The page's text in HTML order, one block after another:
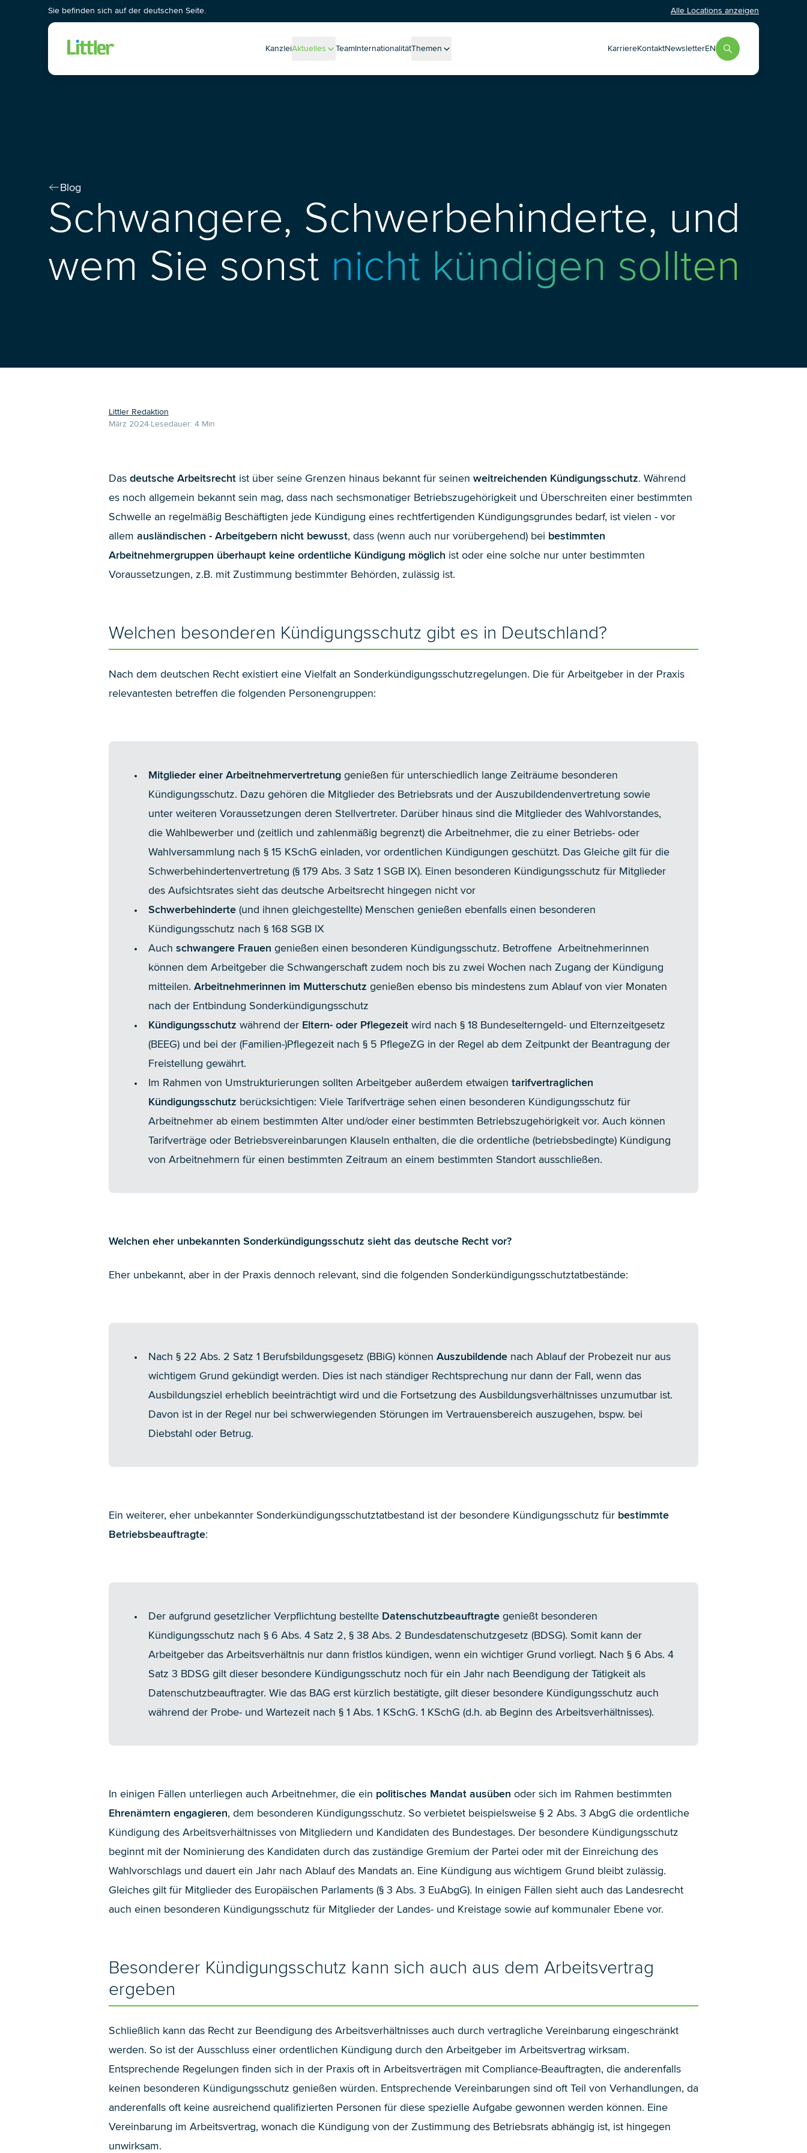
Sie befinden sich auf der deutschen Seite. Alle Locations anzeigen
KanzleiAktuelles TeamInternationalitätThemen
Legal-Tech-Einsatz bei Trennungsprozessen
Health Care
KarriereKontaktNewsletterEN
Blog
Schwangere, Schwerbehinderte, und
wem Sie sonst nicht kündigen sollten
Littler Redaktion
März 2024Lesedauer: 4Min
Das deutsche Arbeitsrechtist über seine Grenzen hinaus bekannt für seinen weitreichenden Kündigungsschutz. Während
es noch allgemein bekannt sein mag, dass nach sechsmonatiger Betriebszugehörigkeit und Überschreiten einer bestimmten
Schwelle an regelmäßig Beschäftigten jede Kündigung eines rechtfertigenden Kündigungsgrundes bedarf, ist vielen - vor
allem ausländischen - Arbeitgebern nicht bewusst, dass (wenn auch nur vorübergehend) bei bestimmten
Arbeitnehmergruppen überhaupt keine ordentliche Kündigung möglich ist oder eine solche nur unter bestimmten
Voraussetzungen, z.B. mit Zustimmung bestimmter Behörden, zulässig ist.
Welchen besonderen Kündigungsschutz gibt es in Deutschland?
Nach dem deutschen Recht existiert eine Vielfalt an Sonderkündigungsschutzregelungen. Die für Arbeitgeber in der Praxis
relevantesten betreffen die folgenden Personengruppen:
Mitglieder einer Arbeitnehmervertretunggenießen für unterschiedlich lange Zeiträume besonderen
Kündigungsschutz. Dazu gehören die Mitglieder des Betriebsrats und der Auszubildendenvertretung sowie
unter weiteren Voraussetzungen deren Stellvertreter. Darüber hinaus sind die Mitglieder des Wahlvorstandes,
die Wahlbewerber und (zeitlich und zahlenmäßig begrenzt) die Arbeitnehmer, die zu einer Betriebs- oder
Wahlversammlung nach § 15 KSchG einladen, vor ordentlichen Kündigungen geschützt. Das Gleiche gilt für die
Schwerbehindertenvertretung (§ 179 Abs. 3 Satz 1 SGB IX). Einen besonderen Kündigungsschutz für Mitglieder
des Aufsichtsrates sieht das deutsche Arbeitsrecht hingegen nicht vor
Schwerbehinderte(und ihnen gleichgestellte) Menschen genießen ebenfalls einen besonderen
Kündigungsschutz nach § 168 SGB IX
Auch schwangere Frauen genießen einen besonderen Kündigungsschutz. Betroffene Arbeitnehmerinnen
können dem Arbeitgeber die Schwangerschaft zudem noch bis zu zwei Wochen nach Zugang der Kündigung
mitteilen. Arbeitnehmerinnen im Mutterschutz genießen ebenso bis mindestens zum Ablauf von vier Monaten
nach der Entbindung Sonderkündigungsschutz
Kündigungsschutz während der Eltern- oder Pflegezeitwird nach § 18 Bundeselterngeld- und Elternzeitgesetz
(BEEG) und bei der (Familien-)Pflegezeit nach § 5 PflegeZG in der Regel ab dem Zeitpunkt der Beantragung der
Freistellung gewährt.
Im Rahmen von Umstrukturierungen sollten Arbeitgeber außerdem etwaigen tarifvertraglichen
Kündigungsschutz berücksichtigen: Viele Tarifverträge sehen einen besonderen Kündigungsschutz für
Arbeitnehmer ab einem bestimmten Alter und/oder einer bestimmten Betriebszugehörigkeit vor. Auch können
Tarifverträge oder Betriebsvereinbarungen Klauseln enthalten, die die ordentliche (betriebsbedingte) Kündigung
von Arbeitnehmern für einen bestimmten Zeitraum an einem bestimmten Standort ausschließen.
Welchen eher unbekannten Sonderkündigungsschutz sieht das deutsche Recht vor?
Eher unbekannt, aber in der Praxis dennoch relevant, sind die folgenden Sonderkündigungsschutztatbestände:
Nach § 22 Abs. 2 Satz 1 Berufsbildungsgesetz (BBiG) können Auszubildendenach Ablauf der Probezeit nur aus
wichtigem Grund gekündigt werden. Dies ist nach ständiger Rechtsprechung nur dann der Fall, wenn das
Ausbildungsziel erheblich beeinträchtigt wird und die Fortsetzung des Ausbildungsverhältnisses unzumutbar ist.
Davon ist in der Regel nur bei schwerwiegenden Störungen im Vertrauensbereich auszugehen, bspw. bei
Diebstahl oder Betrug.
Ein weiterer, eher unbekannter Sonderkündigungsschutztatbestand ist der besondere Kündigungsschutz für bestimmte
Betriebsbeauftragte:
Der aufgrund gesetzlicher Verpflichtung bestellte Datenschutzbeauftragtegenießt besonderen
Kündigungsschutz nach § 6 Abs. 4 Satz 2, § 38 Abs. 2 Bundesdatenschutzgesetz (BDSG). Somit kann der
Arbeitgeber das Arbeitsverhältnis nur dann fristlos kündigen, wenn ein wichtiger Grund vorliegt. Nach § 6 Abs. 4
Satz 3 BDSG gilt dieser besondere Kündigungsschutz noch für ein Jahr nach Beendigung der Tätigkeit als
Datenschutzbeauftragter. Wie das BAG erst kürzlich bestätigte, gilt dieser besondere Kündigungsschutz auch
während der Probe- und Wartezeit nach § 1 Abs. 1 KSchG. 1 KSchG (d.h. ab Beginn des Arbeitsverhältnisses).
In einigen Fällen unterliegen auch Arbeitnehmer, die ein politisches Mandat ausüben oder sich im Rahmen bestimmten
Ehrenämtern engagieren, dem besonderen Kündigungsschutz. So verbietet beispielsweise § 2 Abs. 3 AbgG die ordentliche
Kündigung des Arbeitsverhältnisses von Mitgliedern und Kandidaten des Bundestages. Der besondere Kündigungsschutz
beginnt mit der Nominierung des Kandidaten durch das zuständige Gremium der Partei oder mit der Einreichung des
Wahlvorschlags und dauert ein Jahr nach Ablauf des Mandats an. Eine Kündigung aus wichtigem Grund bleibt zulässig.
Gleiches gilt für Mitglieder des Europäischen Parlaments (§ 3 Abs. 3 EuAbgG). In einigen Fällen sieht auch das Landesrecht
auch einen besonderen Kündigungsschutz für Mitglieder der Landes- und Kreistage sowie auf kommunaler Ebene vor.
Besonderer Kündigungsschutz kann sich auch aus dem Arbeitsvertrag
ergeben
Schließlich kann das Recht zur Beendigung des Arbeitsverhältnisses auch durch vertragliche Vereinbarung eingeschränkt
werden. So ist der Ausschluss einer ordentlichen Kündigung durch den Arbeitgeber im Arbeitsvertrag wirksam.
Entsprechende Regelungen finden sich in der Praxis oft in Arbeitsverträgen mit Compliance-Beauftragten, die anderenfalls
keinen besonderen Kündigungsschutz genießen würden. Entsprechende Vereinbarungen sind oft Teil von Verhandlungen, da
anderenfalls oft keine ausreichend qualifizierten Personen für diese spezielle Aufgabe gewonnen werden können. Eine
Vereinbarung im Arbeitsvertrag, wonach die Kündigung von der Zustimmung des Betriebsrats abhängig ist, ist hingegen
unwirksam.